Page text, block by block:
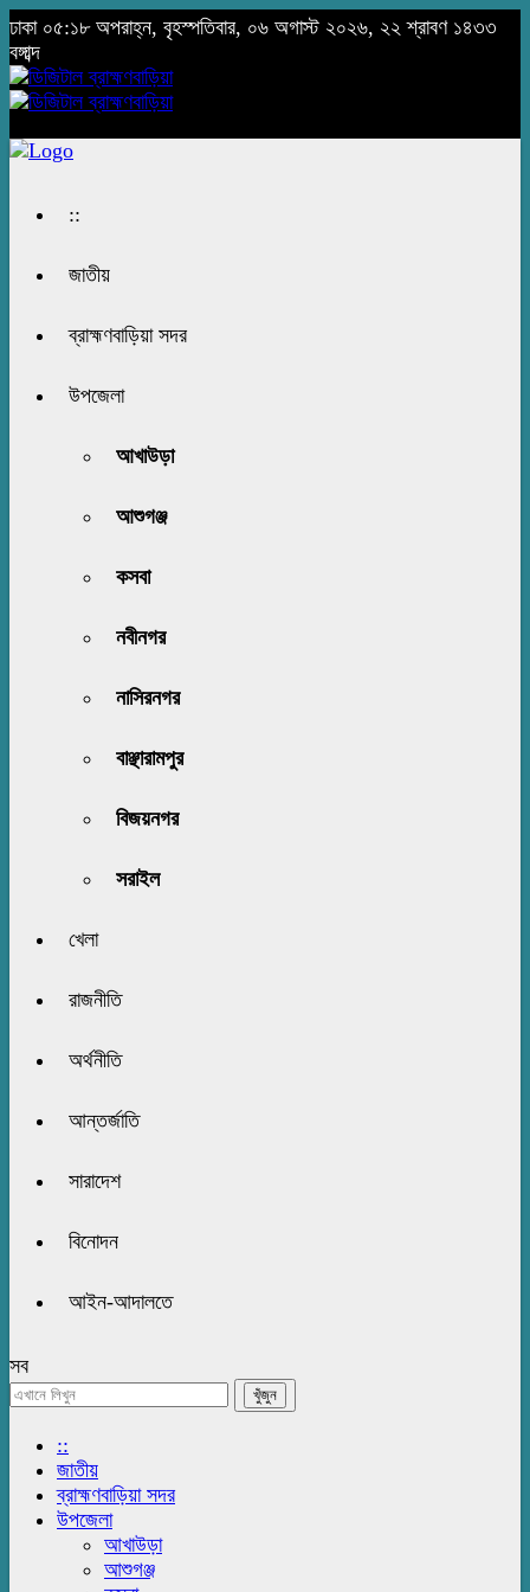
ঢাকা ০৫:১৮ অপরাহ্ন, বৃহস্পতিবার, ০৬ অগাস্ট ২০২৬, ২২ শ্রাবণ ১৪৩৩
বঙ্গাব্দ
::
জাতীয়
ব্রাহ্মণবাড়িয়া সদর
উপজেলা
আখাউড়া
আশুগঞ্জ
কসবা
নবীনগর
নাসিরনগর
বাঞ্ছারামপুর
বিজয়নগর
সরাইল
খেলা
রাজনীতি
অর্থনীতি
আন্তর্জাতি
সারাদেশ
বিনোদন
আইন-আদালতে
সব
::
জাতীয়
ব্রাহ্মণবাড়িয়া সদর
উপজেলা
আখাউড়া
আশুগঞ্জ